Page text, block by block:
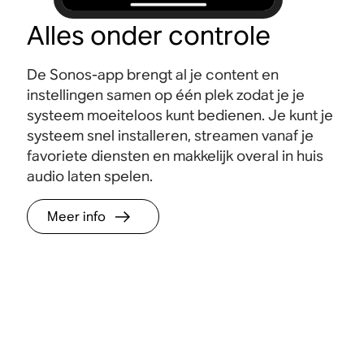
Alles onder controle
De Sonos-app brengt al je content en
instellingen samen op één plek zodat je je
systeem moeiteloos kunt bedienen. Je kunt je
systeem snel installeren, streamen vanaf je
favoriete diensten en makkelijk overal in huis
audio laten spelen.
Meer info